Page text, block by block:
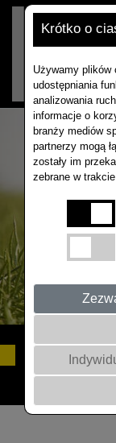
Krótko o
Używamy plików
udostępniania
analizowania
informacje o
branży mediów
partnerzy mogą
zostały im
zebrane w
Z KIŁĄ